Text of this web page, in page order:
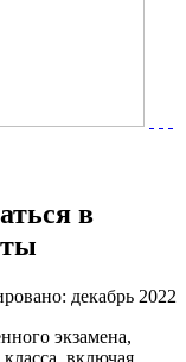
в
декабрь 2022
экзамена,